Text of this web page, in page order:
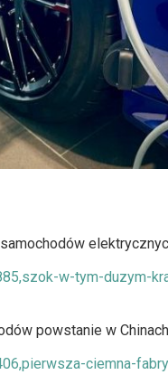
w-tym-duzym-
powstanie w
ciemna-